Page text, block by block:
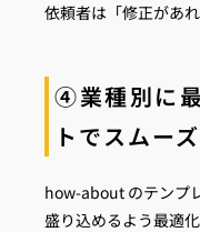
依頼者は「修正があ
④業種別に
トでスムー
how-about のテンプ
盛り込めるよう最適化